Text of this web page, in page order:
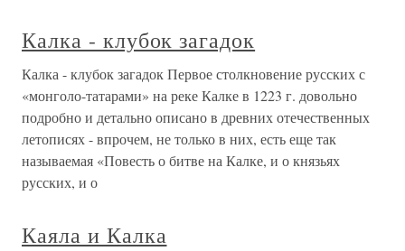
Калка - клубок загадок
Калка - клубок загадок Первое столкновение русских с
«монголо-татарами» на реке Калке в 1223 г. довольно
подробно и детально описано в древних отечественных
летописях - впрочем, не только в них, есть еще так
называемая «Повесть о битве на Калке, и о князьях
русских, и о
Каяла и Калка